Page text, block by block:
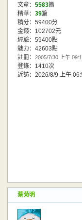
文章： 5583篇
精華： 39篇
積分：59400分
金錢：102702元
經驗：59400點
魅力：42603點
註冊： 2005/7/30 上午
登錄：1410次
近訪：2026/8/9 上午
蔡菊明